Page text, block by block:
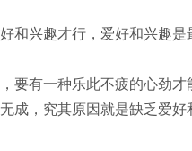
和兴趣才行，爱好和兴趣是
要有一种乐此不疲的心劲
成，究其原因就是缺乏爱